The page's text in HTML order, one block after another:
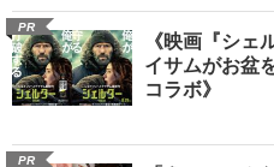
PR
《映画『シェ
イサムがお盆
コラボ》
PR